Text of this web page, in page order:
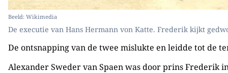
Beeld: Wikimedia
De executie van Hans Hermann von Katte. Frederik kijkt
De ontsnapping van de twee mislukte en leidde tot de
Alexander Sweder van Spaen was door prins